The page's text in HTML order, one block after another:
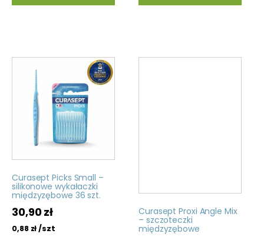
Curasept Picks Small –
silikonowe wykałaczki
międzyzębowe 36 szt.
30,90zł
0,88 zł/szt
Curasept Proxi Angle Mix
– szczoteczki
międzyzębowe